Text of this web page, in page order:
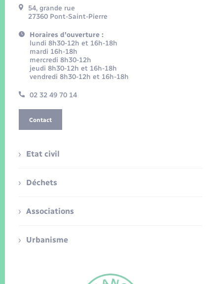
54, grande rue
27360 Pont-Saint-Pierre
Horaires d'ouverture :
lundi 8h30-12h et 16h-18h
mardi 16h-18h
mercredi 8h30-12h
jeudi 8h30-12h et 16h-18h
vendredi 8h30-12h et 16h-18h
02 32 49 70 14
Contact
Etat civil
Déchets
Associations
Urbanisme